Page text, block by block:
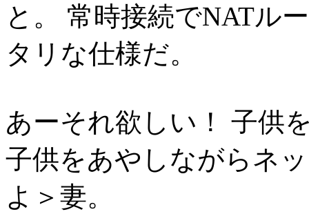
と。 常時接続でNATル
タリな仕様だ。
あーそれ欲しい！ 子供
子供をあやしながらネ
よ＞妻。